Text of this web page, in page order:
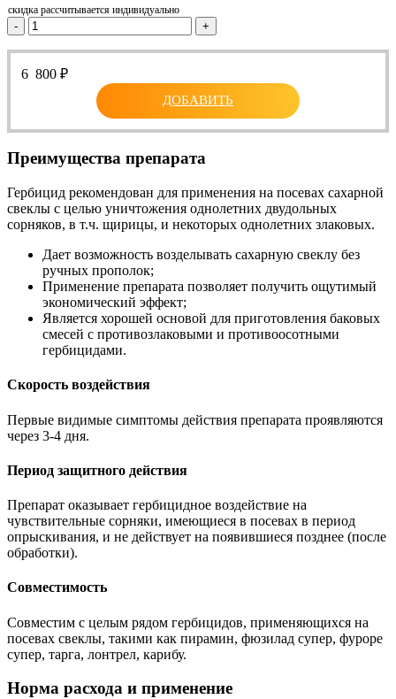
скидка рассчитывается индивидуально
- +
6 800 ₽
ДОБАВИТЬ
Преимущества препарата
Гербицид рекомендован для применения на посевах сахарной
свеклы с целью уничтожения однолетних двудольных
сорняков, в т.ч. щирицы, и некоторых однолетних злаковых.
Дает возможность возделывать сахарную свеклу без
ручных прополок;
Применение препарата позволяет получить ощутимый
экономический эффект;
Является хорошей основой для приготовления баковых
смесей с противозлаковыми и противоосотными
гербицидами.
Скорость воздействия
Первые видимые симптомы действия препарата проявляются
через 3-4 дня.
Период защитного действия
Препарат оказывает гербицидное воздействие на
чувствительные сорняки, имеющиеся в посевах в период
опрыскивания, и не действует на появившиеся позднее (после
обработки).
Совместимость
Совместим с целым рядом гербицидов, применяющихся на
посевах свеклы, такими как пирамин, фюзилад супер, фуроре
супер, тарга, лонтрел, карибу.
Норма расхода и применение